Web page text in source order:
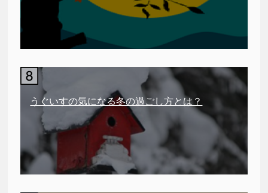
うぐいすの気になる冬の過ごし方とは？